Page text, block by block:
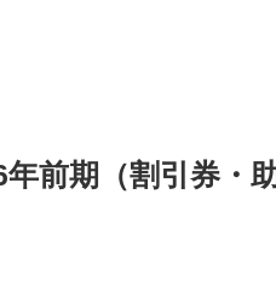
前期（割引券・